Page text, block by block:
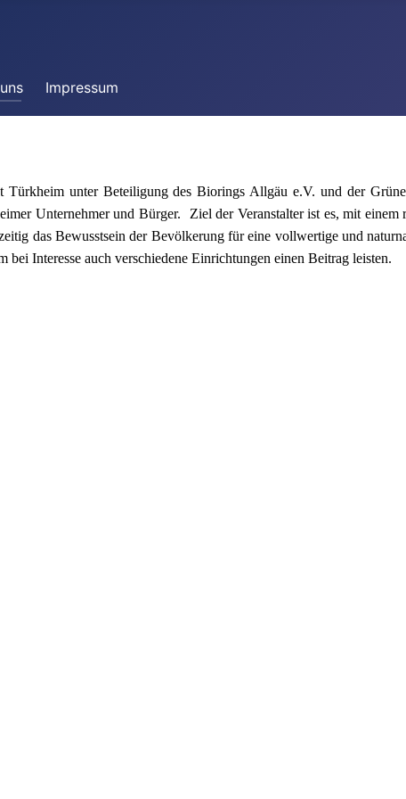
Impressum
unter Beteiligung des Biorings Allgäu e.V. und der
Unternehmer und Bürger.
Ziel der Veranstalter ist es, mit
das Bewusstsein der Bevölkerung für eine vollwertige und
Interesse auch verschiedene Einrichtungen einen Beitrag leisten.